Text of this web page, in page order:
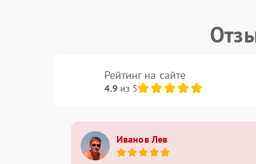
Рейтинг на сайте
4.9из 5
Иванов Лев